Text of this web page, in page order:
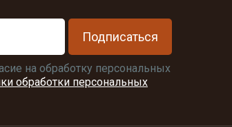
Подписаться
на обработку персональных
обработки персональных